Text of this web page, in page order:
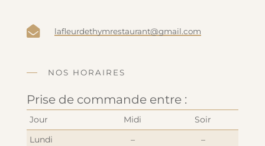
 lafleurdethymrestaurant@gmail.com
NOS HORAIRES
Prise de commande entre :
Jour Midi
Soir
Lundi
–
–